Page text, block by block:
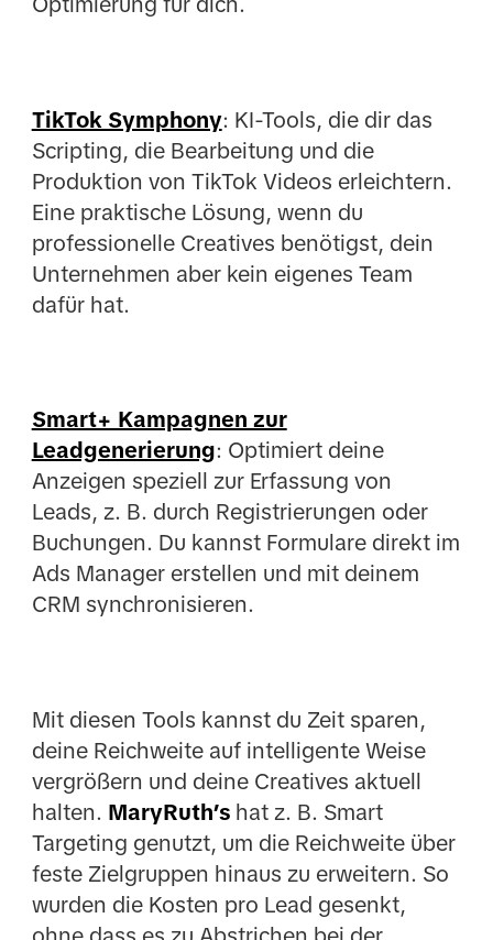
TikTok Symphony: KI-Tools, die dir das
Scripting, die Bearbeitung und die
Produktion von TikTok Videos erleichtern.
Eine praktische Lösung, wenn du
professionelle Creatives benötigst, dein
Unternehmen aber kein eigenes Team
dafür hat.
Smart+ Kampagnen zur
Leadgenerierung: Optimiert deine
Anzeigen speziell zur Erfassung von
Leads, z. B. durch Registrierungen oder
Buchungen. Du kannst Formulare direkt im
Ads Manager erstellen und mit deinem
CRM synchronisieren.
Mit diesen Tools kannst du Zeit sparen,
deine Reichweite auf intelligente Weise
vergrößern und deine Creatives aktuell
halten. MaryRuth’shat z. B. Smart
Targeting genutzt, um die Reichweite über
feste Zielgruppen hinaus zu erweitern. So
wurden die Kosten pro Lead gesenkt,